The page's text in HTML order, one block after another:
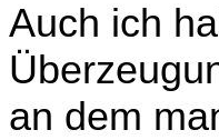
Auch ich
an dem